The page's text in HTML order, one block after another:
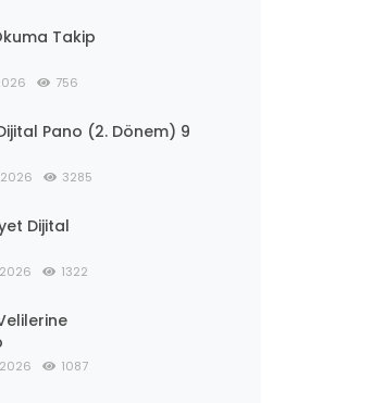
Takip
756
Pano (2. Dönem) 9
3285
Dijital
1322
Velilerine
1087